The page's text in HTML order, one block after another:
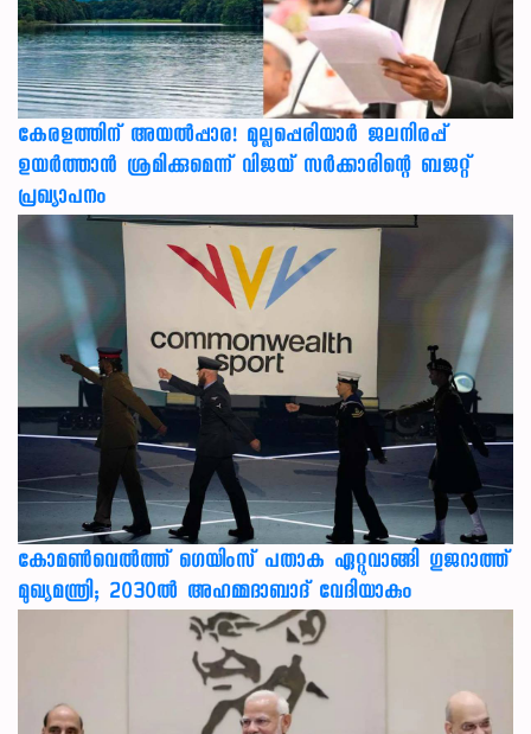
കേരളത്തിന് അ‌യൽപ്പാര! മുല്ലപ്പെരിയാർ ജലനിരപ്പ്
ഉയർത്താൻ ശ്രമിക്കുമെന്ന് വിജയ് സർക്കാരിന്റെ ബജറ്റ്
പ്രഖ്യാപനം
കോമൺവെൽത്ത് ഗെയിംസ് പതാക ഏറ്റുവാങ്ങി ഗുജറാത്ത്
മുഖ്യമന്ത്രി; 2030ൽ അഹമ്മദാബാദ് വേദിയാകും